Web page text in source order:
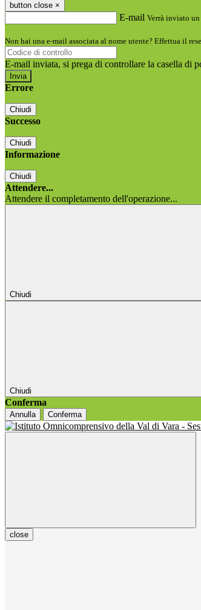
button close ×
E-mail Verrà inviato
Non hai una e-mail associata al nome utente? Effettua il
E-mail inviata, si prega di controllare la casella di
Errore
Chiudi
Successo
Chiudi
Informazione
Chiudi
Attendere...
Attendere il completamento dell'operazione...
Chiudi
Chiudi
Conferma
Annulla Conferma
close